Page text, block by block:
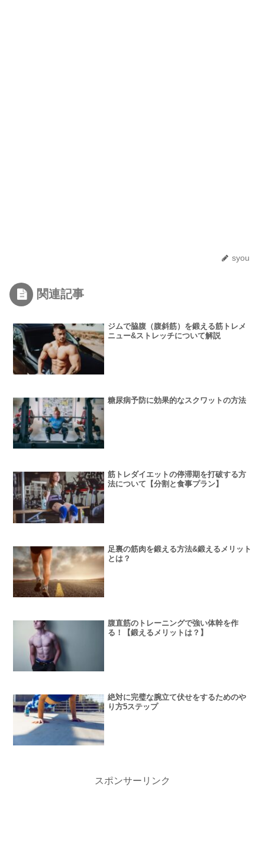
syou
関連記事
ジムで脇腹（腹斜筋）を鍛える筋トレメ
ニュー&ストレッチについて解説
糖尿病予防に効果的なスクワットの方法
筋トレダイエットの停滞期を打破する方
法について【分割と食事プラン】
足裏の筋肉を鍛える方法&鍛えるメリット
とは？
腹直筋のトレーニングで強い体幹を作
る！【鍛えるメリットは？】
絶対に完璧な腕立て伏せをするためのや
り方5ステップ
スポンサーリンク